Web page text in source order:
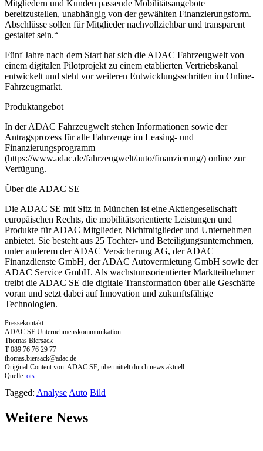
Mitgliedern und Kunden passende Mobilitätsangebote
bereitzustellen, unabhängig von der gewählten Finanzierungsform.
Abschlüsse sollen für Mitglieder nachvollziehbar und transparent
gestaltet sein.“
Fünf Jahre nach dem Start hat sich die ADAC Fahrzeugwelt von
einem digitalen Pilotprojekt zu einem etablierten Vertriebskanal
entwickelt und steht vor weiteren Entwicklungsschritten im Online-
Fahrzeugmarkt.
Produktangebot
In der ADAC Fahrzeugwelt stehen Informationen sowie der
Antragsprozess für alle Fahrzeuge im Leasing- und
Finanzierungsprogramm
(https://www.adac.de/fahrzeugwelt/auto/finanzierung/) online zur
Verfügung.
Über die ADAC SE
Die ADAC SE mit Sitz in München ist eine Aktiengesellschaft
europäischen Rechts, die mobilitätsorientierte Leistungen und
Produkte für ADAC Mitglieder, Nichtmitglieder und Unternehmen
anbietet. Sie besteht aus 25 Tochter- und Beteiligungsunternehmen,
unter anderem der ADAC Versicherung AG, der ADAC
Finanzdienste GmbH, der ADAC Autovermietung GmbH sowie der
ADAC Service GmbH. Als wachstumsorientierter Marktteilnehmer
treibt die ADAC SE die digitale Transformation über alle Geschäfte
voran und setzt dabei auf Innovation und zukunftsfähige
Technologien.
Pressekontakt:
ADAC SE Unternehmenskommunikation
Thomas Biersack
T 089 76 76 29 77
thomas.biersack@adac.de
Original-Content von: ADAC SE, übermittelt durch news aktuell
Quelle: ots
Tagged: Analyse Auto Bild
Weitere News